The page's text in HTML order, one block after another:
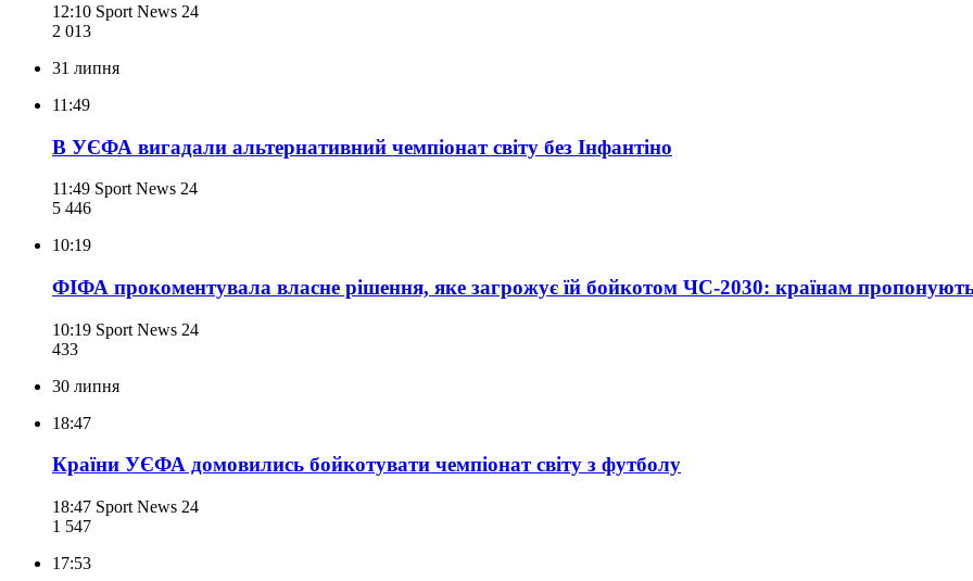
12:10 Sport News 24
2 013
31 липня
11:49
В УЄФА вигадали альтернативний чемпіонат світу без Інфантіно
11:49 Sport News 24
5 446
10:19
ФІФА прокоментувала власне рішення, яке загрожує їй бойкотом ЧС-2030: країнам
10:19 Sport News 24
433
30 липня
18:47
Країни УЄФА домовились бойкотувати чемпіонат світу з футболу
18:47 Sport News 24
1 547
17:53